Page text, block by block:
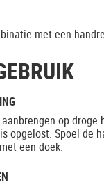
met een
op droge
opgelost. Spoel de
een doek.